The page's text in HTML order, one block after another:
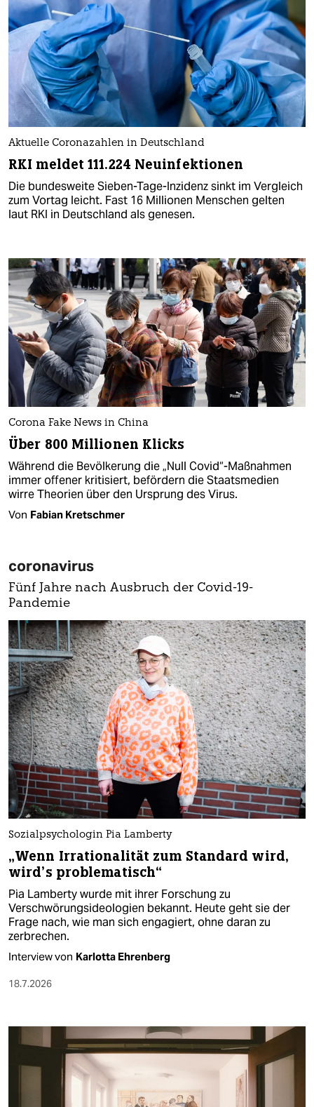
Aktuelle Coronazahlen in Deutschland
RKI meldet 111.224 Neuinfektionen
Die bundesweite Sieben-Tage-Inzidenz sinkt im Vergleich
zum Vortag leicht. Fast 16 Millionen Menschen gelten
laut RKI in Deutschland als genesen.
Corona Fake News in China
Über 800 Millionen Klicks
Während die Bevölkerung die „Null Covid“-Maßnahmen
immer offener kritisiert, befördern die Staatsmedien
wirre Theorien über den Ursprung des Virus.
Von Fabian Kretschmer
coronavirus
Fünf Jahre nach Ausbruch der Covid-19-
Pandemie
Sozialpsychologin Pia Lamberty
„Wenn Irrationalität zum Standard wird,
wird’s problematisch“
Pia Lamberty wurde mit ihrer Forschung zu
Verschwörungsideologien bekannt. Heute geht sie der
Frage nach, wie man sich engagiert, ohne daran zu
zerbrechen.
Interview von Karlotta Ehrenberg
18.7.2026